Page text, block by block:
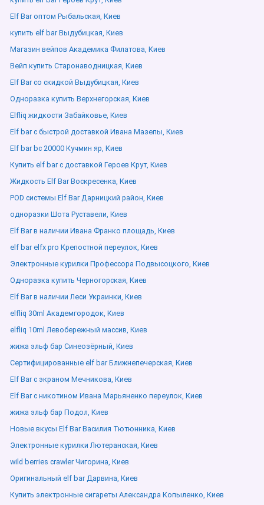
Elf Bar оптом Рыбальская, Киев
купить elf bar Выдубицкая, Киев
Магазин вейпов Академика Филатова, Киев
Вейп купить Старонаводницкая, Киев
Elf Bar со скидкой Выдубицкая, Киев
Одноразка купить Верхнегорская, Киев
Elfliq жидкости Забайковье, Киев
Elf bar с быстрой доставкой Ивана Мазепы, Киев
Elf bar bc 20000 Кучмин яр, Киев
Купить elf bar с доставкой Героев Крут, Киев
Жидкость Elf Bar Воскресенка, Киев
POD системы Elf Bar Дарницкий район, Киев
одноразки Шота Руставели, Киев
Elf Bar в наличии Ивана Франко площадь, Киев
elf bar elfx pro Крепостной переулок, Киев
Электронные курилки Профессора Подвысоцкого, Киев
Одноразка купить Черногорская, Киев
Elf Bar в наличии Леси Украинки, Киев
elfliq 30ml Академгородок, Киев
elfliq 10ml Левобережный массив, Киев
жижа эльф бар Синеозёрный, Киев
Сертифицированные elf bar Ближнепечерская, Киев
Elf Bar с экраном Мечникова, Киев
Elf Bar с никотином Ивана Марьяненко переулок, Киев
жижа эльф бар Подол, Киев
Новые вкусы Elf Bar Василия Тютюнника, Киев
Электронные курилки Лютеранская, Киев
wild berries crawler Чигорина, Киев
Оригинальный elf bar Дарвина, Киев
Купить электронные сигареты Александра Копыленко, Киев